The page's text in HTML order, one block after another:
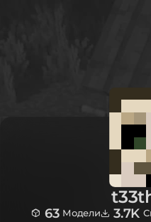
63 Модели 3.7K